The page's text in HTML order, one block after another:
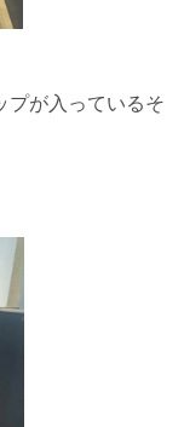
プが入っているそ